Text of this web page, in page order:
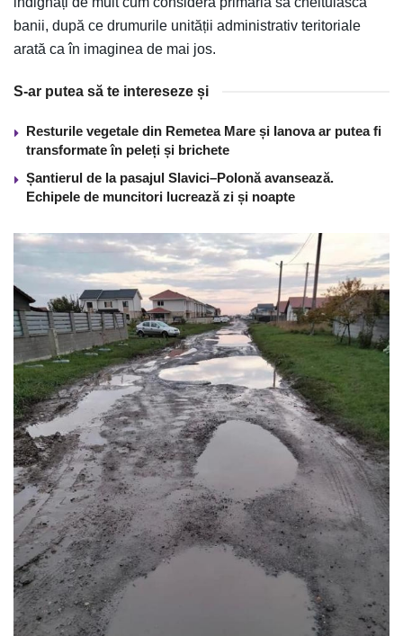
banii, după ce drumurile unității administrativ teritoriale
arată ca în imaginea de mai jos.
S-ar putea să te intereseze și
Resturile vegetale din Remetea Mare și Ianova ar putea fi
transformate în peleți și brichete
Șantierul de la pasajul Slavici–Polonă avansează.
Echipele de muncitori lucrează zi și noapte